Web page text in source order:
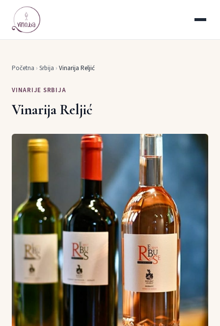
Početna › Srbija › Vinarija Reljić
VINARIJE SRBIJA
Vinarija Reljić